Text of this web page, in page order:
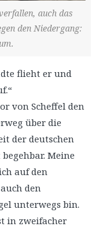
auch das
den Niedergang:
flieht er und
von Scheffel den
über die
der deutschen
Meine
auf den
den
unterwegs bin.
in zweifacher